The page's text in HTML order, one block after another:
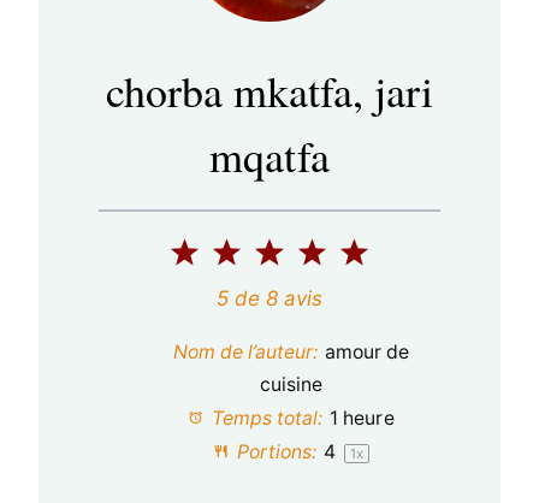
chorba mkatfa, jari
mqatfa
5
t
i
4
t
3
é
t
o
i
2
é
t
i
1
t
i
5de 8 avis
Nom de l’auteur: amour de
cuisine
Temps total: 1 heure
Portions: 4 1x